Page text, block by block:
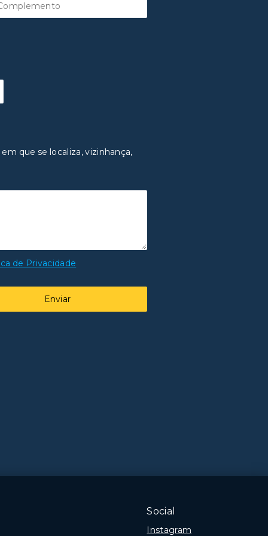
que se localiza, vizinhança,
de Privacidade
Enviar
Social
Instagram